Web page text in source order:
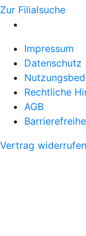
Zur Filialsuche
Impressum
Datenschutz
Rechtliche
AGB
Vertrag widerrufen